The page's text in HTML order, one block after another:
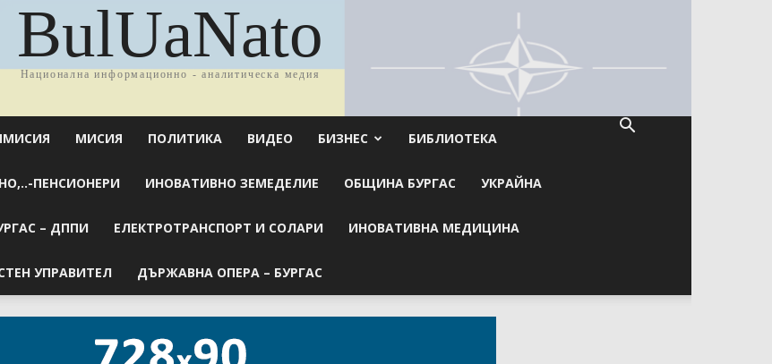
BulUaNato
Национална информационно - аналитическа медия
МИСИЯ ПОЛИТИКА ВИДЕО БИЗНЕС БИБЛИОТЕКА
ПЕНСИОНЕРИ ИНОВАТИВНО ЗЕМЕДЕЛИЕ ОБЩИНА БУРГАС УКРАЙНА
– ДППИ ЕЛЕКТРОТРАНСПОРТ И СОЛАРИ ИНОВАТИВНА МЕДИЦИНА
УПРАВИТЕЛ ДЪРЖАВНА ОПЕРА – БУРГАС